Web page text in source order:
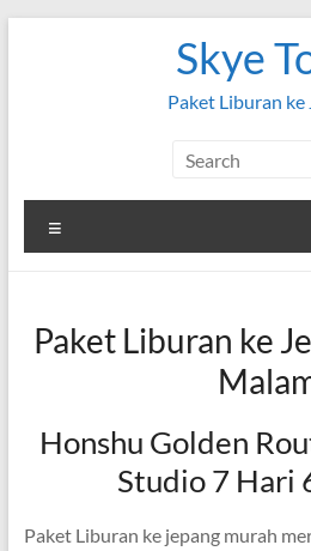
Skye
Paket Liburan ke
Paket Liburan ke
Honshu Golden
Studio 7 Hari
Paket Liburan ke jepang murah